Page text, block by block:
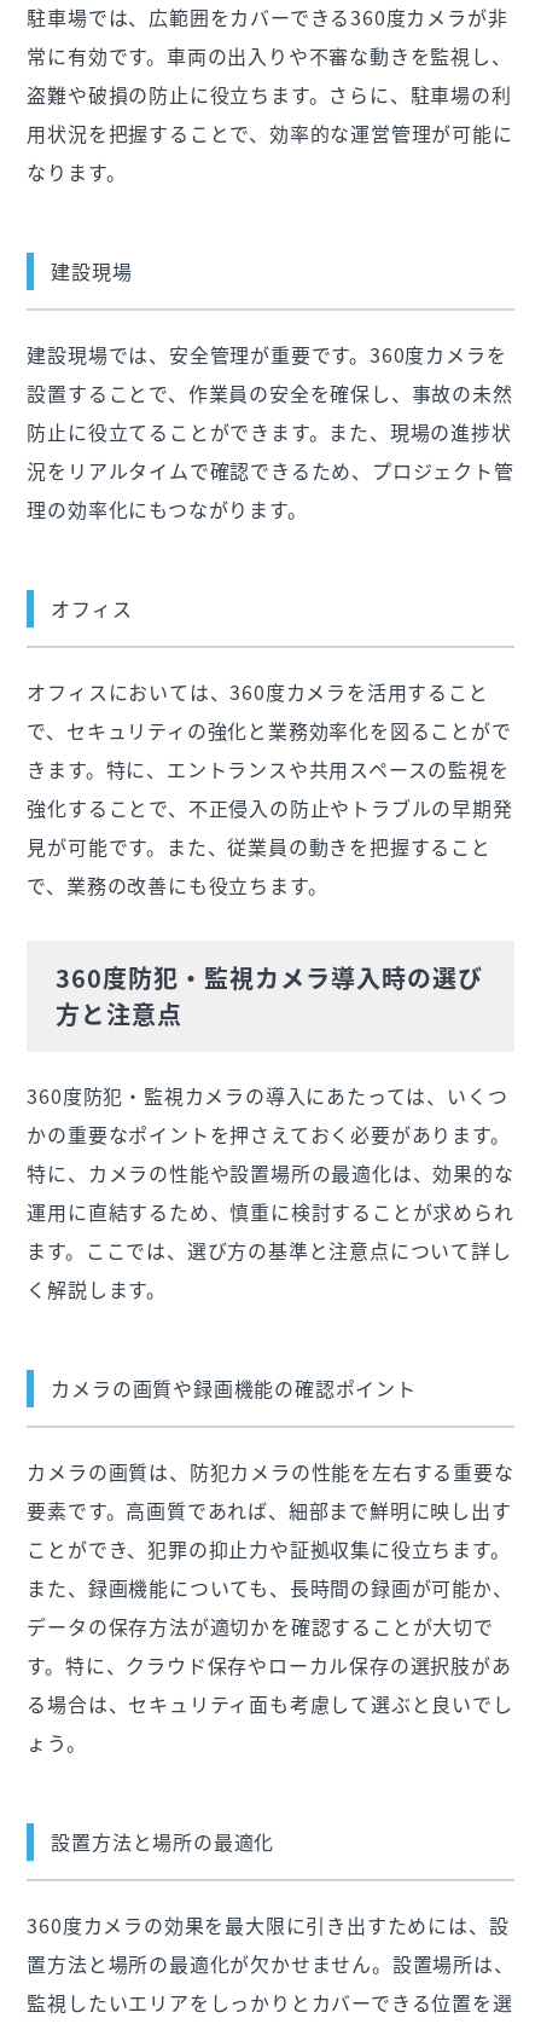
駐車場では、広範囲をカバーできる360度カメラが非
常に有効です。車両の出入りや不審な動きを監視し、
盗難や破損の防止に役立ちます。さらに、駐車場の利
用状況を把握することで、効率的な運営管理が可能に
なります。
建設現場
建設現場では、安全管理が重要です。360度カメラを
設置することで、作業員の安全を確保し、事故の未然
防止に役立てることができます。また、現場の進捗状
況をリアルタイムで確認できるため、プロジェクト管
理の効率化にもつながります。
オフィス
オフィスにおいては、360度カメラを活用すること
で、セキュリティの強化と業務効率化を図ることがで
きます。特に、エントランスや共用スペースの監視を
強化することで、不正侵入の防止やトラブルの早期発
見が可能です。また、従業員の動きを把握すること
で、業務の改善にも役立ちます。
360度防犯・監視カメラ導入時の選び
方と注意点
360度防犯・監視カメラの導入にあたっては、いくつ
かの重要なポイントを押さえておく必要があります。
特に、カメラの性能や設置場所の最適化は、効果的な
運用に直結するため、慎重に検討することが求められ
ます。ここでは、選び方の基準と注意点について詳し
く解説します。
カメラの画質や録画機能の確認ポイント
カメラの画質は、防犯カメラの性能を左右する重要な
要素です。高画質であれば、細部まで鮮明に映し出す
ことができ、犯罪の抑止力や証拠収集に役立ちます。
また、録画機能についても、長時間の録画が可能か、
データの保存方法が適切かを確認することが大切で
す。特に、クラウド保存やローカル保存の選択肢があ
る場合は、セキュリティ面も考慮して選ぶと良いでし
ょう。
設置方法と場所の最適化
360度カメラの効果を最大限に引き出すためには、設
置方法と場所の最適化が欠かせません。設置場所は、
監視したいエリアをしっかりとカバーできる位置を選